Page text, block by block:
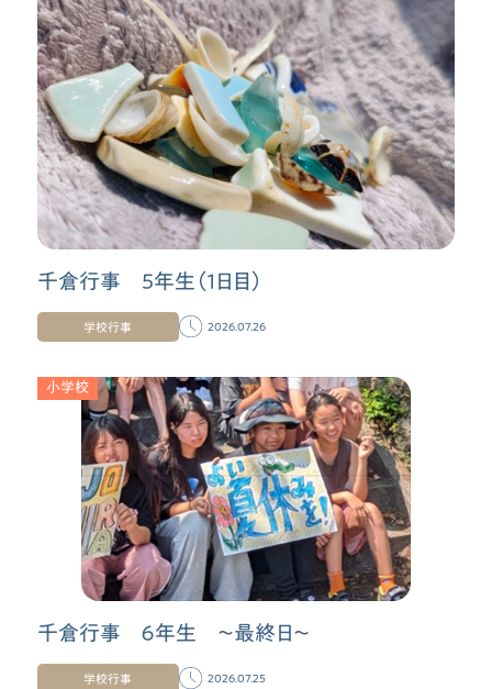
千倉行事 5年生（１日目）
学校行事 2026.07.26
小学校
千倉行事 ６年生 〜最終日〜
学校行事 2026.07.25